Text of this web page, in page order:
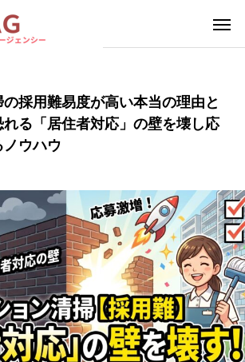
採用難易度が高い本当の理由と
る「居住者対応」の壁を壊し応
ウハウ